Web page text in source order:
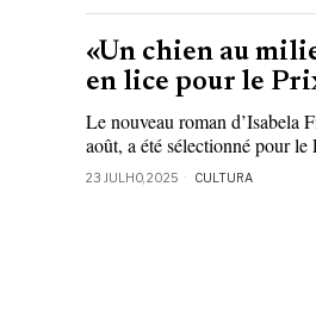
«Un chien au
en lice pour le
Le nouveau roman d’Isabela
août, a été sélectionné pour
23 JULHO, 2025 CULTURA